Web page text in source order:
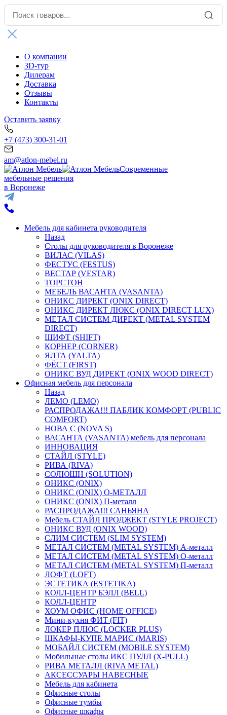
О компании
3D-тур
Дилерам
Доставка
Отзывы
Контакты
Оставить заявку
+7 (473) 300-31-01
am@atlon-mebel.ru
Современные
мебельные решения
в Воронеже
Мебель для кабинета руководителя
Назад
Столы для руководителя в Воронеже
ВИЛАС (VILAS)
ФЕСТУС (FESTUS)
ВЕСТАР (VESTAR)
ТОРСТОН
МЕБЕЛЬ ВАСАНТА (VASANTA)
ОНИКС ДИРЕКТ (ONIX DIRECT)
ОНИКС ДИРЕКТ ЛЮКС (ONIX DIRECT LUX)
МЕТАЛ СИСТЕМ ДИРЕКТ (METAL SYSTEM
DIRECT)
ШИФТ (SHIFT)
КОРНЕР (CORNER)
ЯЛТА (YALTA)
ФЁСТ (FIRST)
ОНИКС ВУД ДИРЕКТ (ONIX WOOD DIRECT)
Офисная мебель для персонала
Назад
ЛЕМО (LEMO)
РАСПРОДАЖА!!! ПАБЛИК КОМФОРТ (PUBLIC
COMFORT)
НОВА С (NOVA S)
ВАСАНТА (VASANTA) мебель для персонала
ИННОВАЦИЯ
СТАЙЛ (STYLE)
РИВА (RIVA)
СОЛЮШН (SOLUTION)
ОНИКС (ONIX)
ОНИКС (ONIX) O-МЕТАЛЛ
ОНИКС (ONIX) П-металл
РАСПРОДАЖА!!! САНЬЯНА
Мебель СТАЙЛ ПРОДЖЕКТ (STYLE PROJECT)
ОНИКС ВУД (ONIX WOOD)
СЛИМ СИСТЕМ (SLIM SYSTEM)
МЕТАЛ СИСТЕМ (METAL SYSTEM) А-металл
МЕТАЛ СИСТЕМ (METAL SYSTEM) О-металл
МЕТАЛ СИСТЕМ (METAL SYSTEM) П-металл
ЛОФТ (LOFT)
ЭСТЕТИКА (ESTETIKA)
КОЛЛ-ЦЕНТР БЭЛЛ (BELL)
КОЛЛ-ЦЕНТР
ХОУМ ОФИС (HOME OFFICE)
Мини-кухня ФИТ (FIT)
ЛОКЕР ПЛЮС (LOCKER PLUS)
ШКАФЫ-КУПЕ МАРИС (MARIS)
МОБАЙЛ СИСТЕМ (MOBILE SYSTEM)
Мобильные столы ИКС ПУЛЛ (X-PULL)
РИВА МЕТАЛЛ (RIVA METAL)
АКСЕССУАРЫ НАВЕСНЫЕ
Мебель для кабинета
Офисные столы
Офисные тумбы
Офисные шкафы